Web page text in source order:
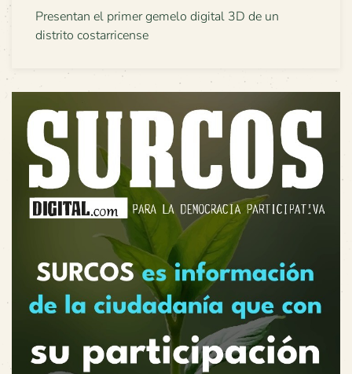
Presentan el primer gemelo digital 3D de un
distrito costarricense